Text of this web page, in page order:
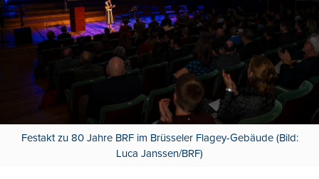
Festakt zu 80 Jahre BRF im Brüsseler Flagey-Gebäude (Bild:
Luca Janssen/BRF)